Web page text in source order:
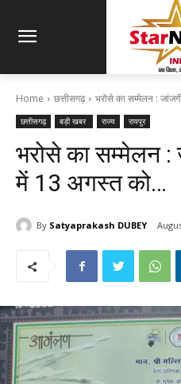
Home छत्तीसगढ़ भरोसे का सम्मेलन :
छत्तीसगढ़ बड़ी खबर राज्य रायपुर
भरोसे का सम्मेलन :
में 13 अगस्त को…
By Satyaprakash DUBEY